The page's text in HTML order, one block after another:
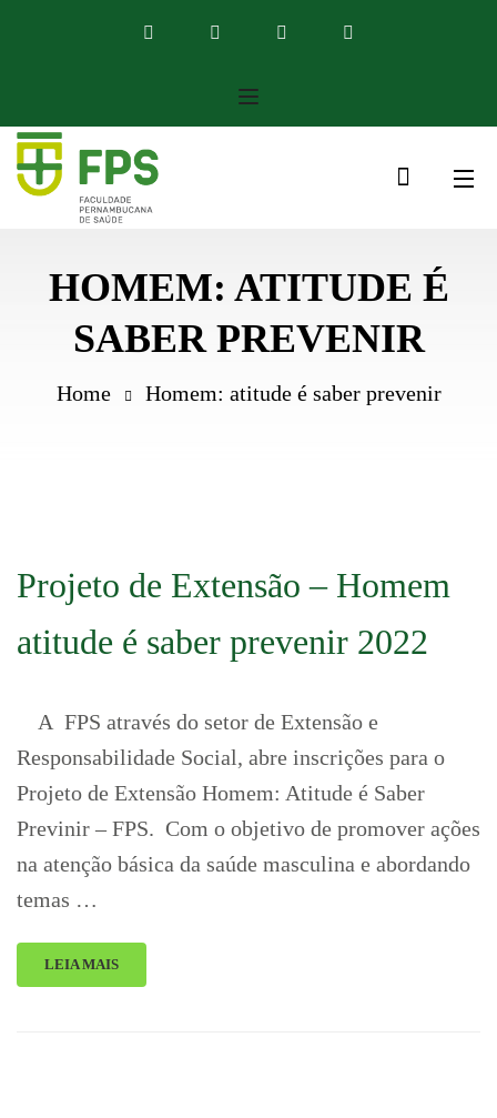
HOMEM: ATITUDE É
SABER PREVENIR
Home Homem: atitude é saber prevenir
Projeto de Extensão – Homem
atitude é saber prevenir 2022
A FPS através do setor de Extensão e
Responsabilidade Social, abre inscrições para o
Projeto de Extensão Homem: Atitude é Saber
Previnir – FPS. Com o objetivo de promover ações
na atenção básica da saúde masculina e abordando
temas …
LEIA MAIS